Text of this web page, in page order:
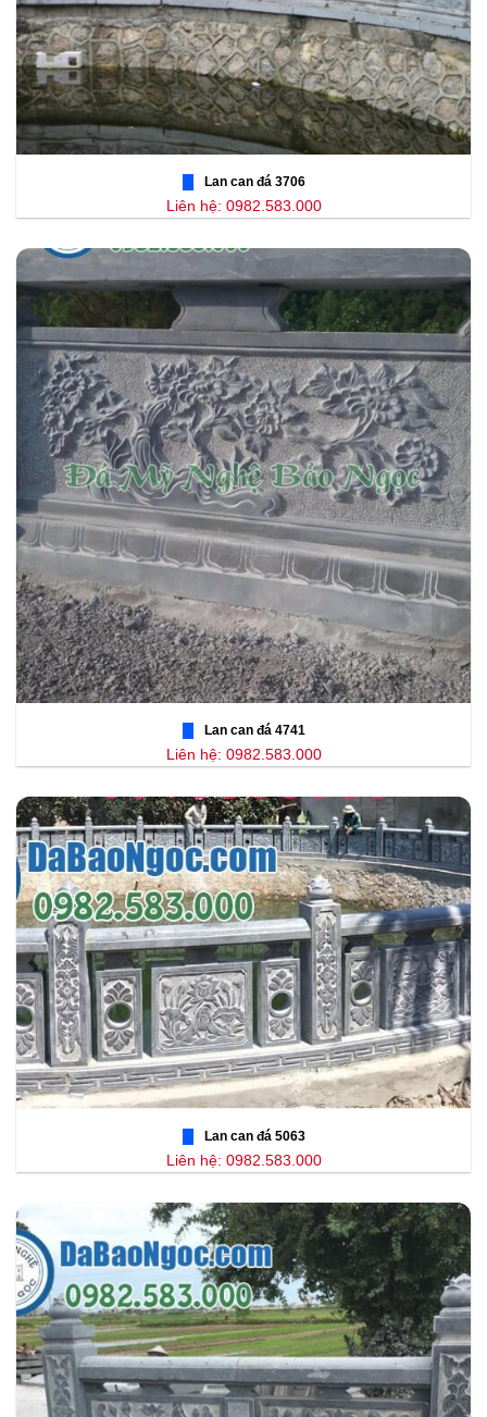
Lan can đá 3706
Liên hệ: 0982.583.000
Lan can đá 4741
Liên hệ: 0982.583.000
Lan can đá 5063
Liên hệ: 0982.583.000